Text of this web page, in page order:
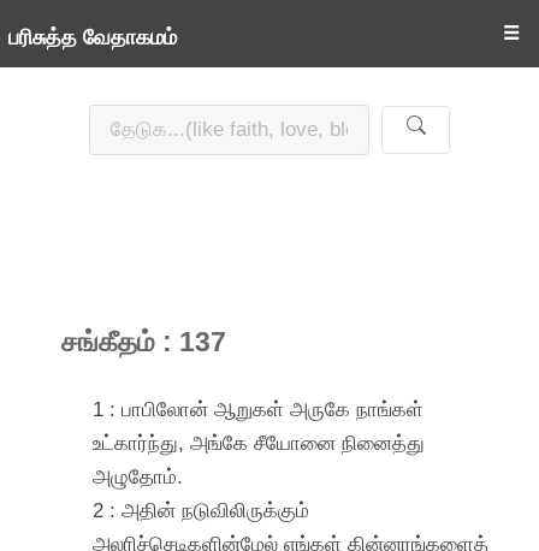
பரிசுத்த வேதாகமம் ☰
சங்கீதம் : 137
1 : பாபிலோன் ஆறுகள் அருகே நாங்கள்
உட்கார்ந்து, அங்கே சீயோனை நினைத்து
அழுதோம்.
2 : அதின் நடுவிலிருக்கும்
அலரிச்செடிகளின்மேல் எங்கள் கின்னரங்களைத்